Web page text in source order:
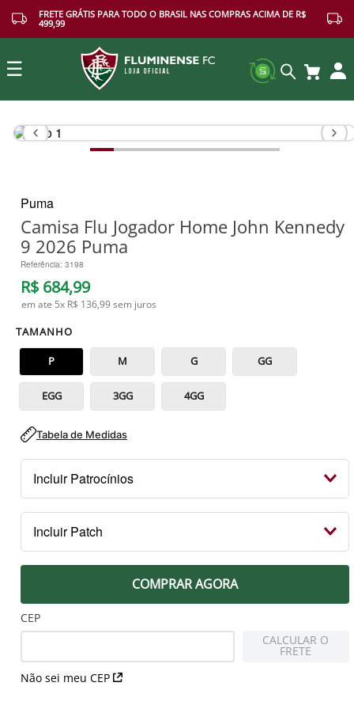
FRETE GRÁTIS PARA TODO O BRASIL NAS COMPRAS ACIMA DE R$
499,99
☰
Buscar
Puma
Camisa Flu Jogador Home John Kennedy
9 2026 Puma
Referência: 3198
R$ 684,99
em ate 5x R$ 136,99sem juros
TAMANHO
P M G GG
EGG 3GG 4GG
Tabela de Medidas
Incluir Patrocínios
Kit Patrocínios
R$ 119,99
Incluir Patch
Patch Campeão 2023 Libertadores
MANGA DIREITA
COMPRAR AGORA
CEP
Não sei meu CEP
CALCULAR O
FRETE